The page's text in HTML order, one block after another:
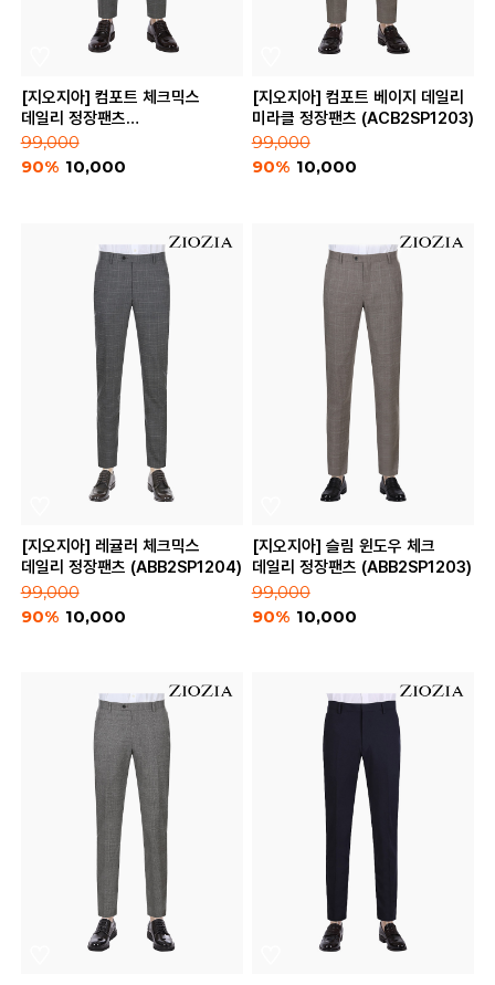
[지오지아] 컴포트 체크믹스
데일리 정장팬츠
(ACB2SP1204)
99,000
90% 10,000
[지오지아] 컴포트 베이지 데일리
미라클 정장팬츠 (ACB2SP1203)
99,000
90% 10,000
[지오지아] 레귤러 체크믹스
데일리 정장팬츠 (ABB2SP1204)
99,000
90% 10,000
[지오지아] 슬림 윈도우 체크
데일리 정장팬츠 (ABB2SP1203)
99,000
90% 10,000